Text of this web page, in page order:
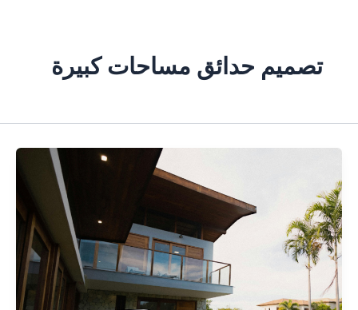
تصميم حدائق مساحات كبيرة